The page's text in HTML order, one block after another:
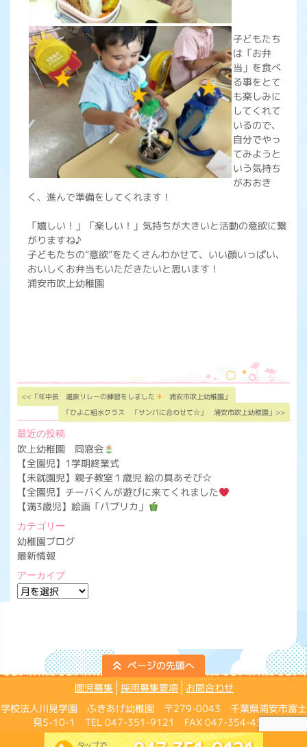
子どもたち
は「お弁
当」を食べ
る事をとて
も楽しみに
してくれて
いるので、
自分でやっ
てみようと
いう気持ち
がおおき
く、進んで準備をしてくれます！
「嬉しい！」「楽しい！」気持ちが大きいと活動の意欲に繋
がりますね♪
子どもたちの“意欲”をたくさんわかせて、いい顔いっぱい、
おいしくお弁当もいただきたいと思います！
浦安市吹上幼稚園
<<「年中長 選抜リレーの練習をしました
浦安市吹上幼稚園」
「ひよこ組水クラス 「サンバに合わせて☆」 浦安市吹上幼稚園」>>
最近の投稿
吹上幼稚園 同窓会
【全園児】1学期終業式
【未就園児】親子教室１歳児 絵の具あそび☆
【全園児】チーバくんが遊びに来てくれました
【満3歳児】絵画「パプリカ」
カテゴリー
幼稚園ブログ
最新情報
アーカイブ
ア
園児募集 採用募集要項
お問合わせ
学校法人川見学園 ふきあげ幼稚園 〒279-0043 千葉県浦安市富士
見5-10-1 TEL 047-351-9121 FAX 047-354-4574
Copyright ©Fukiage Kindergarten